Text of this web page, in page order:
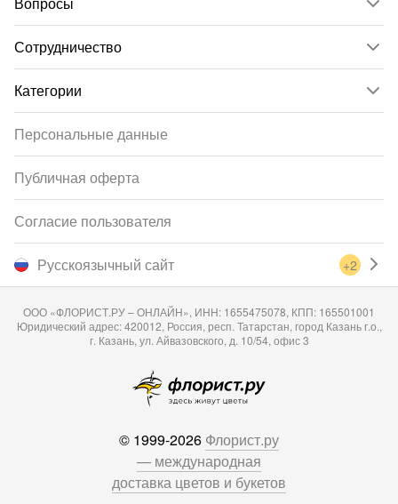
Сотрудничество
Категории
Русскоязычный сайт +2
Персональные данные
Публичная оферта
Согласие пользователя
ООО «ФЛОРИСТ.РУ – ОНЛАЙН», ИНН: 1655475078, КПП: 165501001
Юридический адрес: 420012, Россия, респ. Татарстан, город Казань г.о.,
г. Казань, ул. Айвазовского, д. 10/54, офис 3
© 1999-2026 Флорист.ру
— международная
доставка цветов и букетов